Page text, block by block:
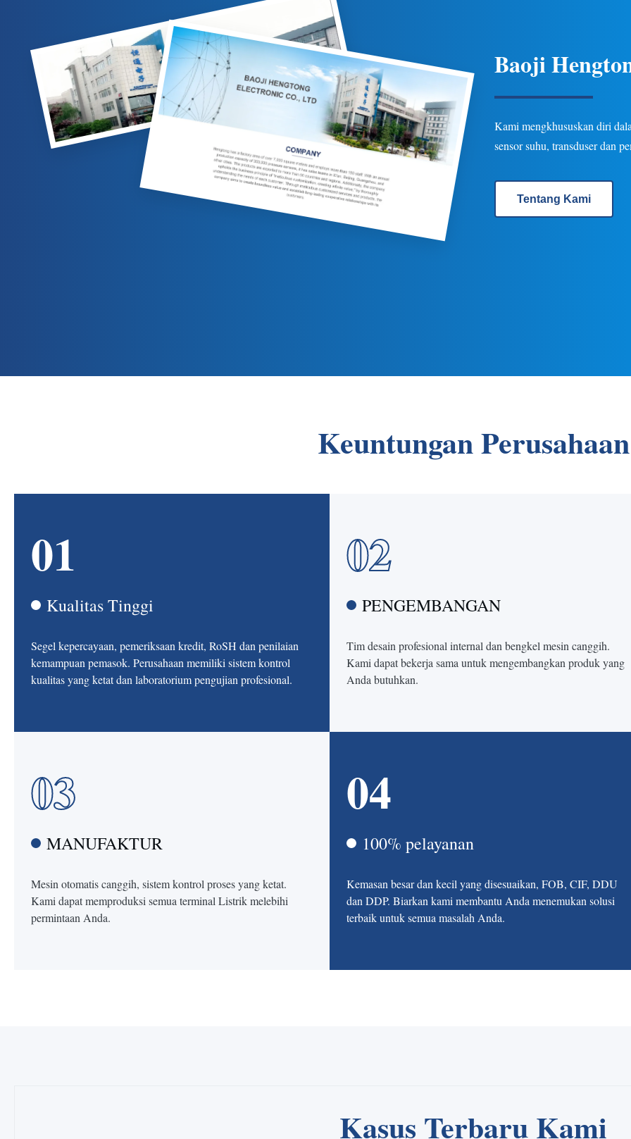
Baoji
Kami mengkhususkan diri
sensor suhu, transduser dan
Tentang Kami
Keuntungan Perusahaan
01
Kualitas Tinggi
Segel kepercayaan, pemeriksaan kredit, RoSH dan penilaian
kemampuan pemasok. Perusahaan memiliki sistem kontrol
kualitas yang ketat dan laboratorium pengujian profesional.
02
PENGEMBANGAN
Tim desain profesional internal dan bengkel mesin canggih.
Kami dapat bekerja sama untuk mengembangkan produk yang
Anda butuhkan.
03
MANUFAKTUR
Mesin otomatis canggih, sistem kontrol proses yang ketat.
Kami dapat memproduksi semua terminal Listrik melebihi
permintaan Anda.
04
100% pelayanan
Kemasan besar dan kecil yang disesuaikan, FOB, CIF, DDU
dan DDP. Biarkan kami membantu Anda menemukan solusi
terbaik untuk semua masalah Anda.
Kasus Terbaru Kami